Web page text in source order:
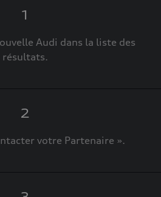
1
Audi dans la liste des
résultats.
2
votre Partenaire ».